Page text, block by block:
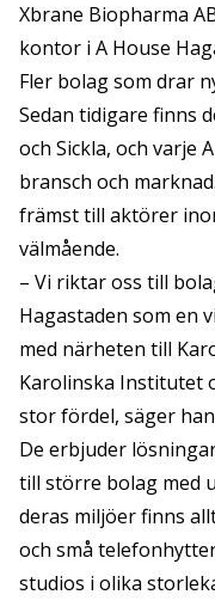
Xbrane Biopharma
kontor i A House
Fler bolag som drar
Sedan tidigare finns
och Sickla, och varje
bransch och
främst till aktörer
välmående.
– Vi riktar oss till
Hagastaden som en
med närheten till
Karolinska Institutet
stor fördel, säger
De erbjuder
till större bolag med
deras miljöer finns
och små
studios i olika